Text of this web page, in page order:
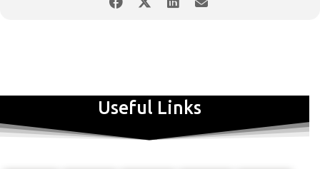
Useful Links